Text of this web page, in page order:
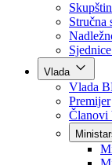
Kolegij
Stručna
Vlada
Vlada
Premijer